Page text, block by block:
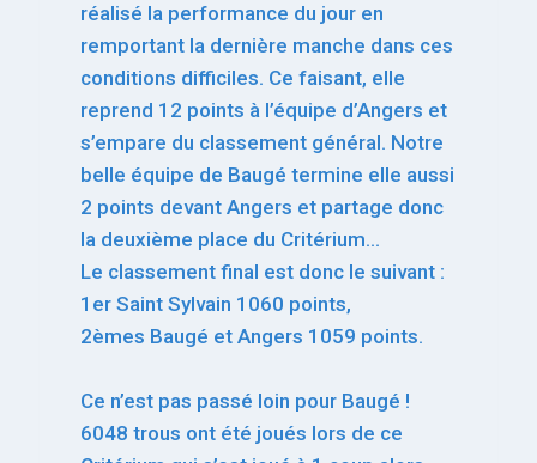
réalisé la performance du jour en
remportant la dernière manche dans ces
conditions difficiles. Ce faisant, elle
reprend 12 points à l’équipe d’Angers et
s’empare du classement général. Notre
belle équipe de Baugé termine elle aussi
2 points devant Angers et partage donc
la deuxième place du Critérium…
Le classement final est donc le suivant :
1er Saint Sylvain 1060 points,
2èmes Baugé et Angers 1059 points.
Ce n’est pas passé loin pour Baugé !
6048 trous ont été joués lors de ce